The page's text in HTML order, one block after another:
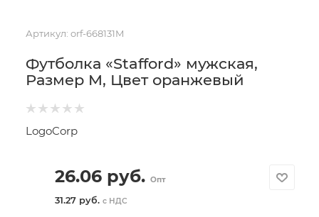
Артикул: orf-668131M
Футболка «Stafford» мужская,
Размер M, Цвет оранжевый
LogoCorp
26.06руб. Опт
31.27 руб. с НДС